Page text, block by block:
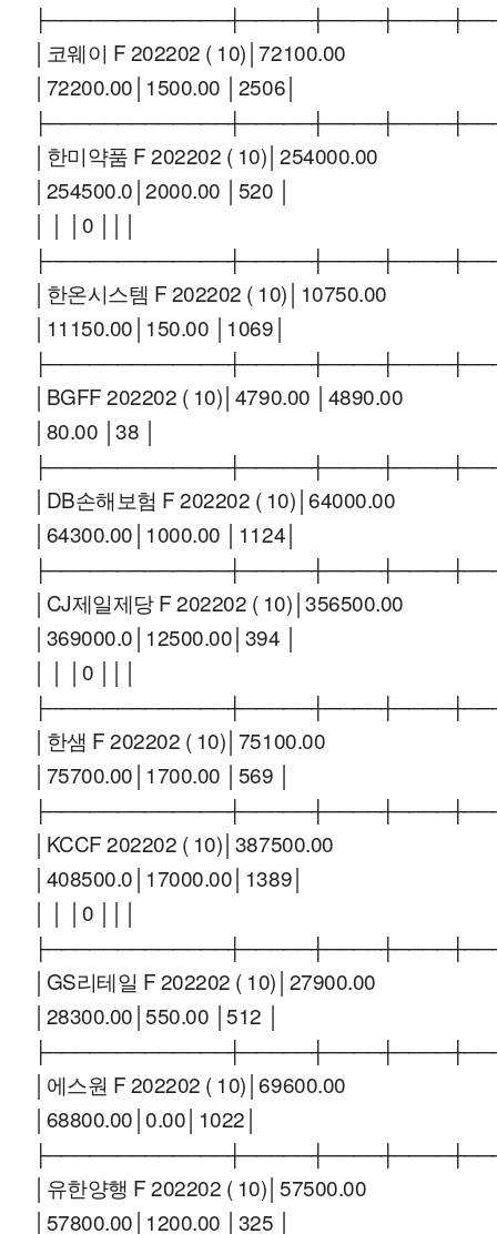
│코웨이 F 202202 ( 10)│72100.00
│72200.00│1500.00 │2506│
│한미약품 F 202202 ( 10)│254000.00
│254500.0│2000.00 │520 │
│ │ │0 │││
│한온시스템 F 202202 ( 10)│10750.00
│11150.00│150.00 │1069│
│BGFF 202202 ( 10)│4790.00 │4890.00
│80.00 │38 │
│DB손해보험 F 202202 ( 10)│64000.00
│64300.00│1000.00 │1124│
│CJ제일제당 F 202202 ( 10)│356500.00
│369000.0│12500.00│394 │
│ │ │0 │││
│한샘 F 202202 ( 10)│75100.00
│75700.00│1700.00 │569 │
│KCCF 202202 ( 10)│387500.00
│408500.0│17000.00│1389│
│ │ │0 │││
│GS리테일 F 202202 ( 10)│27900.00
│28300.00│550.00 │512 │
│에스원 F 202202 ( 10)│69600.00
│68800.00│0.00│1022│
│유한양행 F 202202 ( 10)│57500.00
│57800.00│1200.00 │325 │